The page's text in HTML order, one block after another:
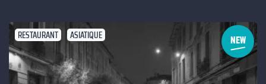
RESTAURANT ASIATIQUE